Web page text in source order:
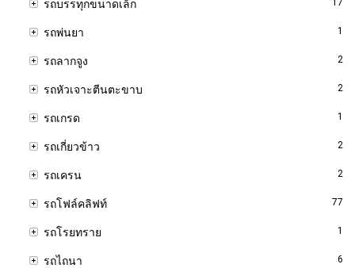
รถบรรทุกขนาดเล็ก 17
รถพ่นยา 1
รถลากจูง 2
รถหัวเจาะตีนตะขาบ 2
รถเกรด 1
รถเกี่ยวข้าว 2
รถเครน 2
รถโฟล์คลิฟท์ 77
รถโรยทราย 1
รถไถนา 6